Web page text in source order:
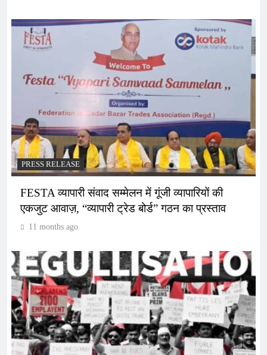
PRESS RELEASE
FESTA व्यापारी संवाद सम्मेलन में गूंजी व्यापारियों की
एकजुट आवाज़, “व्यापारी ट्रेड बोर्ड” गठन का प्रस्ताव
11 months ago